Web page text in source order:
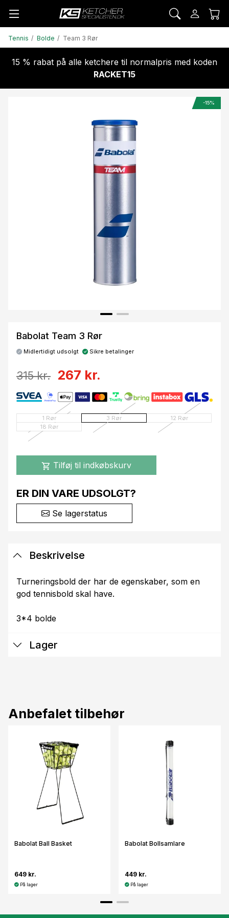
Tennis Bolde Team 3 Rør
15 % rabat på alle ketchere til normalpris med koden
RACKET15
-15%
Babolat Team 3 Rør
Midlertidigt udsolgt Sikre betalinger
315 kr. 267 kr.
1 Rør 3 Rør
12 Rør
18 Rør
shopping_cart Tilføj til indkøbskurv
ER DIN VARE UDSOLGT?
Se lagerstatus
Beskrivelse
Turneringsbold der har de egenskaber, som en
god tennisbold skal have.
3*4 bolde
Lager
Anbefalet tilbehør
Babolat Ball Basket
649 kr.
På lager
Babolat Bollsamlare
449 kr.
På lager